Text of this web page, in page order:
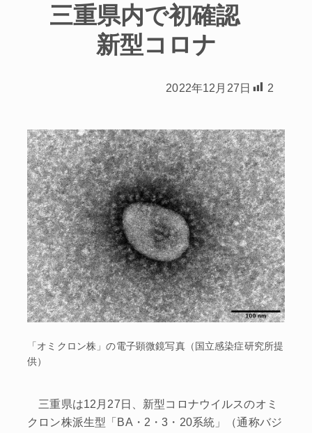
三重県内で初確認
新型コロナ
2022年12月27日 2
「オミクロン株」の電子顕微鏡写真（国立感染症研究所提
供）
三重県は12月27日、新型コロナウイルスのオミ
クロン株派生型「BA・2・3・20系統」（通称バジ